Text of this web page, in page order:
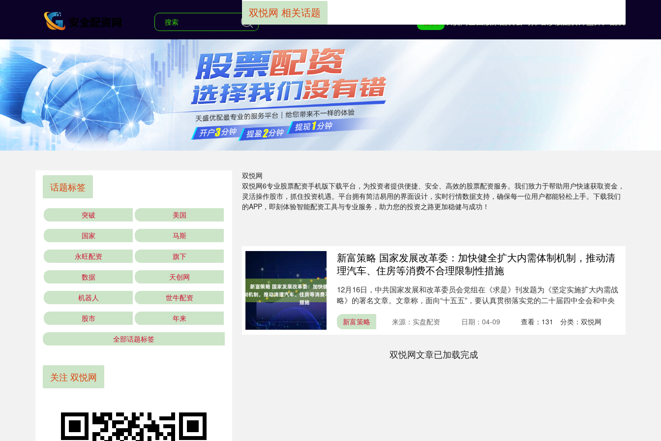
双悦网
双悦网6专业股票配资手机版下载平台，为投资者提供便捷、安全、高效的股票配资服务。我们致力于帮助用户快速获取资金，
灵活操作股市，抓住投资机遇。平台拥有简洁易用的界面设计，实时行情数据支持，确保每一位用户都能轻松上手。下载我们
的APP，即刻体验智能配资工具与专业服务，助力您的投资之路更加稳健与成功！
双悦网 相关话题
新富策略 国家发展改革委：加快健全扩大内需体制机制，推动清
理汽车、住房等消费不合理限制性措施
12月16日，中共国家发展和改革委员会党组在《求是》刊发题为《坚定实施扩大内需战
略》的署名文章。文章称，面向“十五五”，要认真贯彻落实党的二十届四中全会和中央
新富策略 来源：实盘配资 日期：04-09 查看： 131 分类： 双悦网
双悦网文章已加载完成
话题标签
突破 美国
国家 马斯
永旺配资 旗下
数据 天创网
机器人 世牛配资
股市 年来
全部话题标签
关注 双悦网